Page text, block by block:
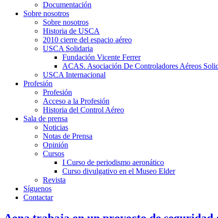
Documentación
Sobre nosotros
Sobre nosotros
Historia de USCA
2010 cierre del espacio aéreo
USCA Solidaria
Fundación Vicente Ferrer
ACAS. Asociación De Controladores Aéreos
USCA Internacional
Profesión
Profesión
Acceso a la Profesión
Historia del Control Aéreo
Sala de prensa
Noticias
Notas de Prensa
Opinión
Cursos
I Curso de periodismo aeronático
Curso divulgativo en el Museo Elder
Revista
Síguenos
Contactar